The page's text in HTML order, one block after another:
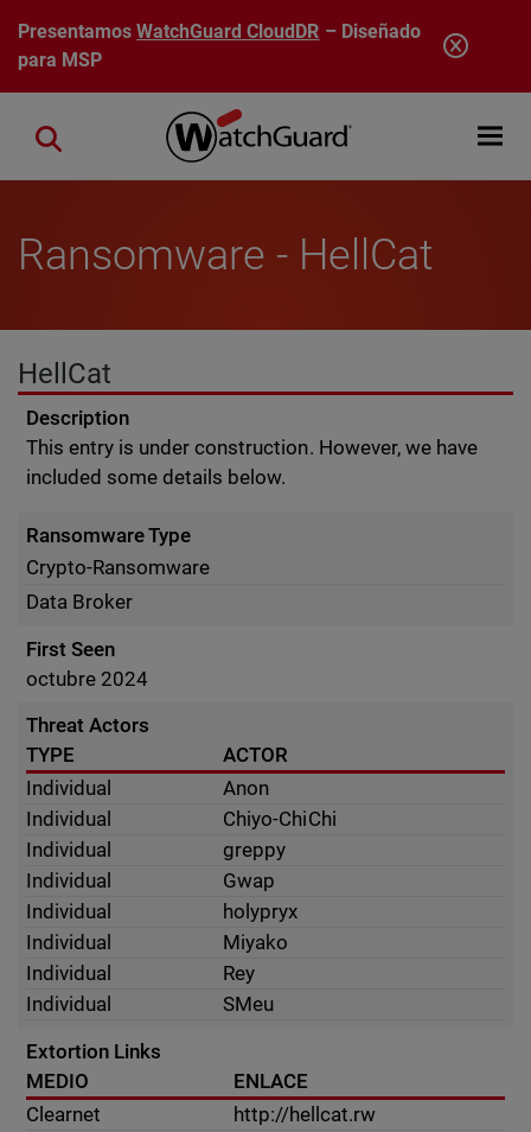
Pasar al contenido principal
PresentamosWatchGuard CloudDR – Diseñado
para MSP
Open
Close search
Ransomware - HellCat
HellCat
Description
This entry is under construction. However, we have
included some details below.
Ransomware Type
Crypto-Ransomware
Data Broker
First Seen
octubre 2024
Threat Actors
TYPE
ACTOR
Individual
Anon
Individual
Chiyo-ChiChi
Individual
greppy
Individual
Gwap
Individual
holypryx
Individual
Miyako
Individual
Rey
Individual
SMeu
Extortion Links
MEDIO
ENLACE
Clearnet
http://hellcat.rw